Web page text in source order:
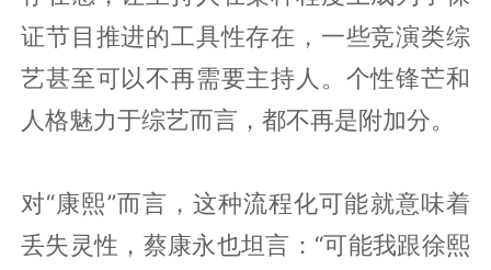
证节目推进的工具性存在，一些竞演类综
艺甚至可以不再需要主持人。个性锋芒和
人格魅力于综艺而言，都不再是附加分。
对“康熙”而言，这种流程化可能就意味着
丢失灵性，蔡康永也坦言：“可能我跟徐熙